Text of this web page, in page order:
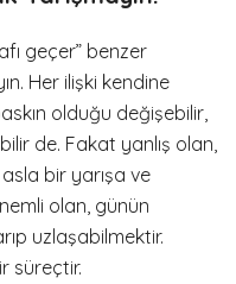
geçer” benzer
Her ilişki kendine
olduğu değişebilir,
de. Fakat yanlış olan,
bir yarışa ve
olan, günün
uzlaşabilmektir.
süreçtir.